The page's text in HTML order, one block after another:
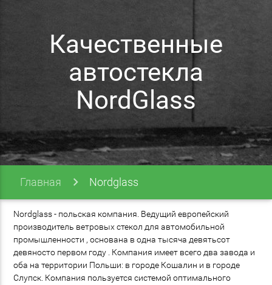
Качественные
автостекла
NordGlass
Главная Nordglass
Nordglass - польская компания. Ведущий европейский
производитель ветровых стекол для автомобильной
промышленности , основана в одна тысяча девятьсот
девяносто первом году . Компания имеет всего два завода и
оба на территории Польши: в городе Кошалин и в городе
Слупск. Компания пользуется системой оптимального